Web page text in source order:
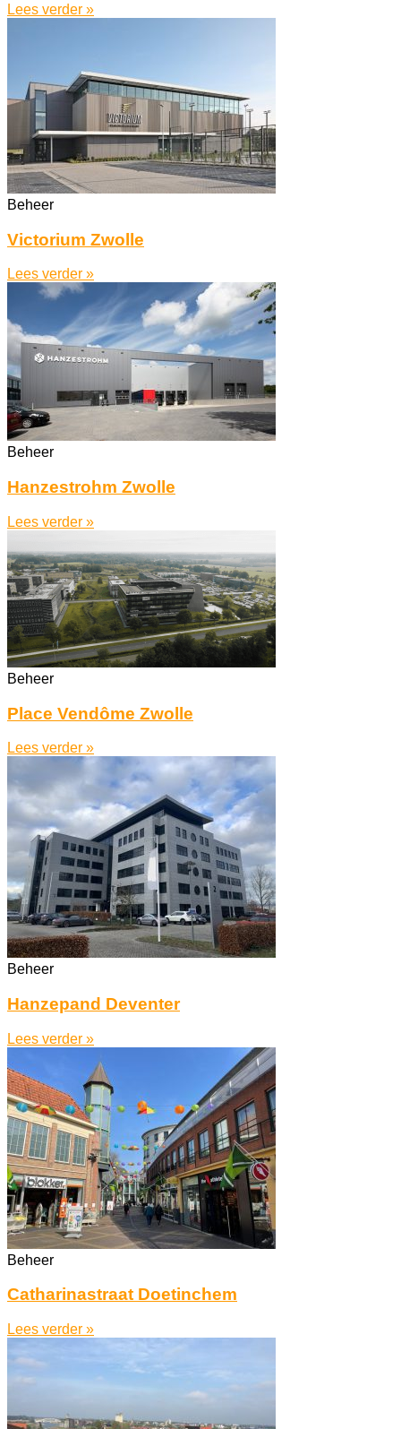
Lees verder »
Beheer
Victorium Zwolle
Lees verder »
Beheer
Hanzestrohm Zwolle
Lees verder »
Beheer
Place Vendôme Zwolle
Lees verder »
Beheer
Hanzepand Deventer
Lees verder »
Beheer
Catharinastraat Doetinchem
Lees verder »